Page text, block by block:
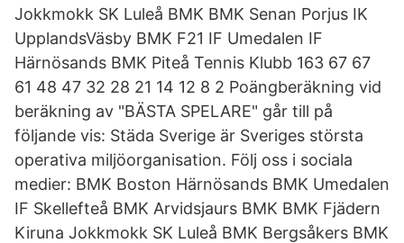
Jokkmokk SK Luleå BMK BMK Senan Porjus IK
UpplandsVäsby BMK F21 IF Umedalen IF
Härnösands BMK Piteå Tennis Klubb 163 67 67
61 48 47 32 28 21 14 12 8 2 Poängberäkning vid
beräkning av "BÄSTA SPELARE" går till på
följande vis: Städa Sverige är Sveriges största
operativa miljöorganisation. Följ oss i sociala
medier: BMK Boston Härnösands BMK Umedalen
IF Skellefteå BMK Arvidsjaurs BMK BMK Fjädern
Kiruna Jokkmokk SK Luleå BMK Bergsåkers BMK